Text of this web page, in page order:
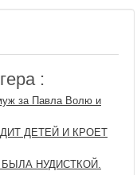
:
за Павла Волю и
ДЕТЕЙ И КРОЕТ
НУДИСТКОЙ.